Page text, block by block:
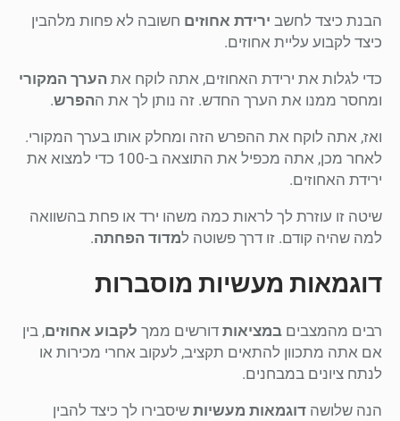
הבנת כיצד לחשב ירידת אחוזים חשובה לא פחות מלהבין
כיצד לקבוע עליית אחוזים.
כדי לגלות את ירידת האחוזים, אתה לוקח את הערך המקורי
ומחסר ממנו את הערך החדש. זה נותן לך את ההפרש.
ואז, אתה לוקח את ההפרש הזה ומחלק אותו בערך המקורי.
לאחר מכן, אתה מכפיל את התוצאה ב-100 כדי למצוא את
ירידת האחוזים.
שיטה זו עוזרת לך לראות כמה משהו ירד או פחת בהשוואה
למה שהיה קודם. זו דרך פשוטה למדוד הפחתה.
דוגמאות מעשיות מוסברות
רבים מהמצבים במציאות דורשים ממך לקבוע אחוזים, בין
אם אתה מתכוון להתאים תקציב, לעקוב אחרי מכירות או
לנתח ציונים במבחנים.
הנה שלושה דוגמאות מעשיות שיסבירו לך כיצד להבין